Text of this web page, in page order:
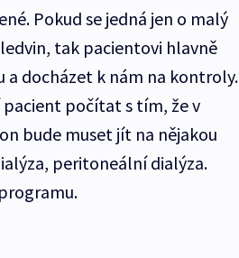
Pokud se jedná jen o malý
tak pacientovi hlavně
a docházet k nám na kontroly.
pacient počítat s tím, že v
bude muset jít na nějakou
peritoneální dialýza.